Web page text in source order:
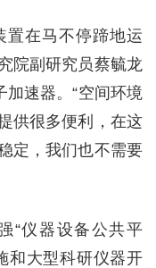
置在马不停蹄地运
院副研究员蔡毓龙
速器。“空间环境
供很多便利，在这
定，我们也不需要
“仪器设备公共平
和大型科研仪器开